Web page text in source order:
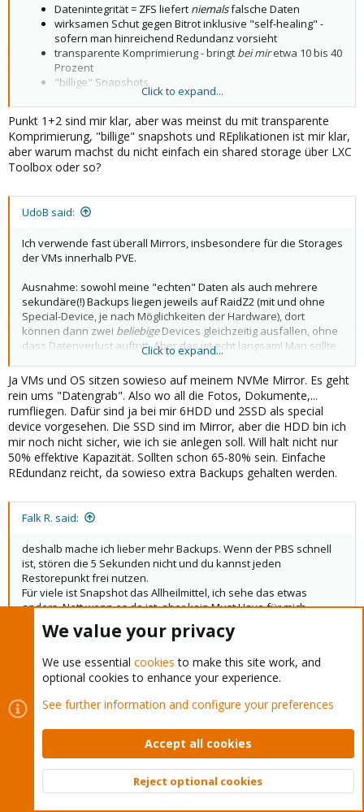
Datenintegrität = ZFS liefert niemalsfalsche Daten
wirksamen Schut gegen Bitrot inklusive "self-healing" -
sofern man hinreichend Redundanz vorsieht
transparente Komprimierung - bringt bei miretwa 10 bis 40
Prozent
"billige" Snapshots
Replikation zwischen meinen Nodes = "Shared Storage
für Arme" = funktioniertfür michsehr gut
Click to expand...
Punkt 1+2 sind mir klar, aber was meinst du mit transparente
Komprimierung, "billige" snapshots und REplikationen ist mir klar,
aber warum machst du nicht einfach ein shared storage über LXC
Toolbox oder so?
UdoB said:
Ich verwende fast überall Mirrors, insbesondere für die Storages
der VMs innerhalb PVE.
Ausnahme: sowohl meine "echten" Daten als auch mehrere
sekundäre(!) Backups liegen jeweils auf RaidZ2 (mit und ohne
Special-Device, je nach Möglichkeiten der Hardware), dort
können dann zwei beliebigeDevices gleichzeitig ausfallen, ohne
dass Datenverlust auftritt. Aber das ist echt langsam! Man sollte
sich dies gut überlegen - wenn ich diese Systeme neu bauen
würde, wären wohl auch dies (multiple) Mirrors.
Click to expand...
Ja VMs und OS sitzen sowieso auf meinem NVMe Mirror. Es geht
rein ums "Datengrab". Also wo all die Fotos, Dokumente,...
rumfliegen. Dafür sind ja bei mir 6HDD und 2SSD als special
device vorgesehen. Die SSD sind im Mirror, aber die HDD bin ich
mir noch nicht sicher, wie ich sie anlegen soll. Will halt nicht nur
50% effektive Kapazität. Sollten schon 65-80% sein. Einfache
REdundanz reicht, da sowieso extra Backups gehalten werden.
Falk R. said:
deshalb mache ich lieber mehr Backups. Wenn der PBS schnell
ist, stören die 5 Sekunden nicht und du kannst jeden
Restorepunkt frei nutzen.
Für viele ist Snapshot das Allheilmittel, ich sehe das etwas
anders. Nett wenn es da ist, aber kein Must Have für mich.
Ja bei mir soll alles quasi alle 1-2 Tage gesichert werden und dann
min eines als "temporärer" zu fahren, falls mal beim Arbeiten an
den Daten was schief geht.
Distinguished Member
Nov 20, 2023 #20
Top
We value your privacy
We use essential cookies to make this site work, and
optional cookies to enhance your experience.
See further information and configure your preferences
Accept all cookies
Reject optional cookies